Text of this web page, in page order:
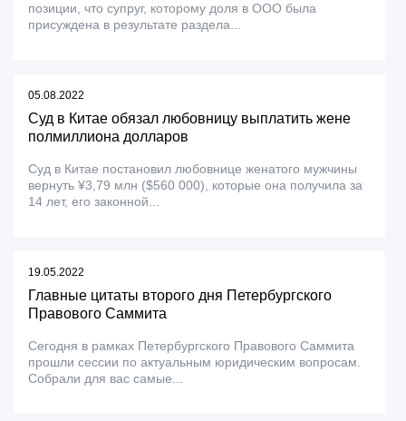
позиции, что супруг, которому доля в ООО была
присуждена в результате раздела...
05.08.2022
Суд в Китае обязал любовницу выплатить жене
полмиллиона долларов
Суд в Китае постановил любовнице женатого мужчины
вернуть ¥3,79 млн ($560 000), которые она получила за
14 лет, его законной...
19.05.2022
Главные цитаты второго дня Петербургского
Правового Саммита
Сегодня в рамках Петербургского Правового Саммита
прошли сессии по актуальным юридическим вопросам.
Собрали для вас самые...